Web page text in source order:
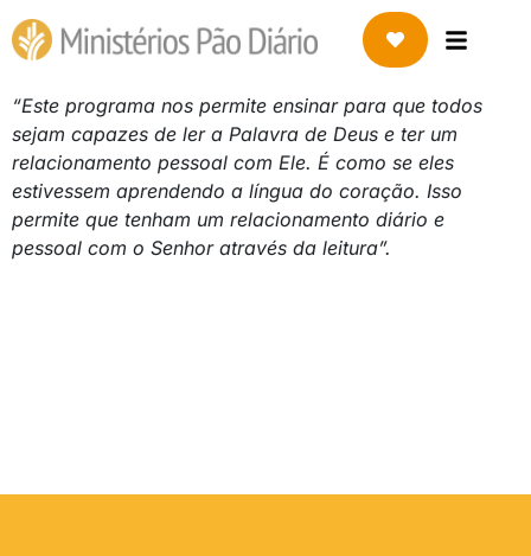
“Este programa nos permite ensinar para que todos
sejam capazes de ler a Palavra de Deus e ter um
relacionamento pessoal com Ele. É como se eles
estivessem aprendendo a língua do coração. Isso
permite que tenham um relacionamento diário e
pessoal com o Senhor através da leitura”.